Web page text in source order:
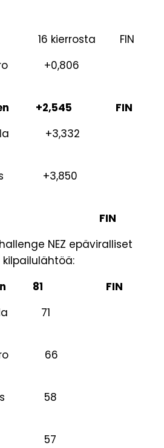
16 kierrosta FIN
+0,806
+2,545 FIN
+3,332
+3,850
Niemi FIN
NEZ epäviralliset
81 FIN
71
Kangro 66
Zviedris 58
57